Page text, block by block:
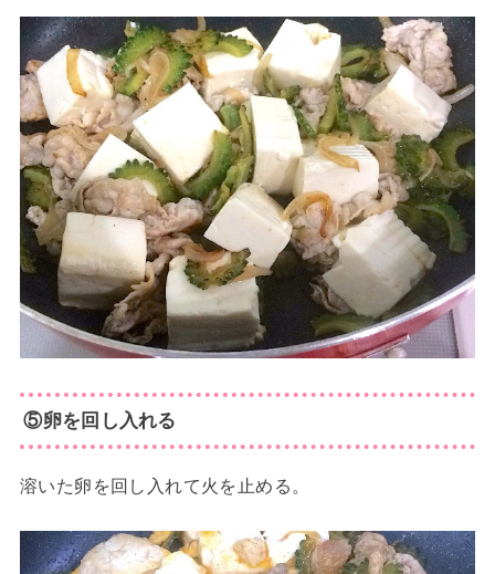
⑤卵を回し入れる
溶いた卵を回し入れて火を止める。